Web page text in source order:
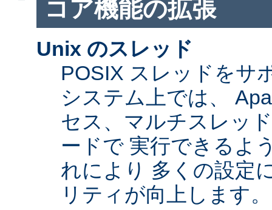
コア機能の拡張
Unix のスレッド
POSIX スレッドをサ
システム上では、
セス、マルチスレッ
ードで 実行できるよ
れにより 多くの設定
リティが向上します。